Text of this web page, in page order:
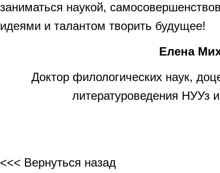
заниматься наукой,
идеями и талантом творить будущее!
Елена
Доктор филологических наук,
литературоведения НУУз
<<< Вернуться назад